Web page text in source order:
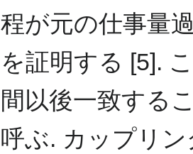
程が元の仕事量
を証明する [5].
間以後一致する
呼ぶ. カップリ